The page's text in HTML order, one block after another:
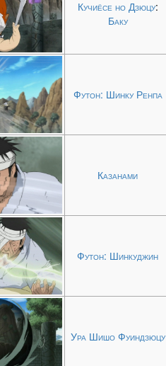
Кучиёсе но Дзюцу:
Баку
Футон: Шинку Ренпа
Казанами
Футон: Шинкуджин
Ура Шишо Фуиндзюцу